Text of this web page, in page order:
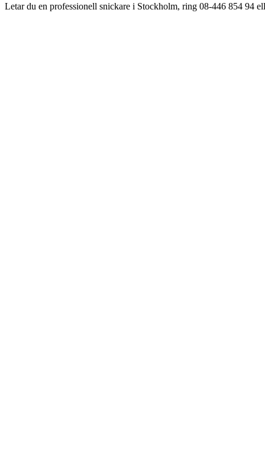
Letar du en professionell snickare i Stockholm, ring 08-446 854 94